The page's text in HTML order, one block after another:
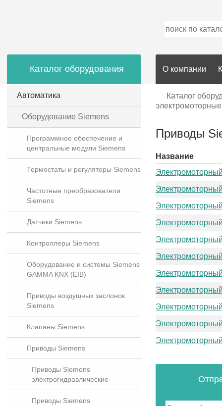
Каталог оборудования
Автоматика
Оборудование Siemens
Программное обеспечение и
центральные модули Siemens
Термостаты и регуляторы Siemens
Частотные преобразователи
Siemens
Датчики Siemens
Контроллеры Siemens
Оборудование и системы Siemens
GAMMA KNX (EIB)
Приводы воздушных заслонок
Siemens
Клапаны Siemens
Приводы Siemens
Приводы Siemens
электрогидравлические
Приводы Siemens
О компании
Каталог
электромоторные
Приводы
Название